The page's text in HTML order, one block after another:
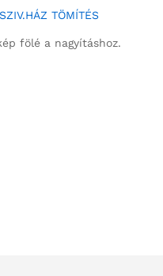
fölé a nagyításhoz.